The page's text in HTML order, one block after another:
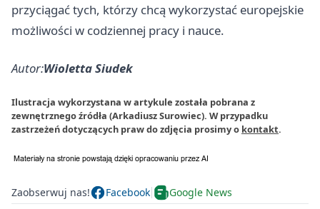
przyciągać tych, którzy chcą wykorzystać europejskie
możliwości w codziennej pracy i nauce.
Autor:Wioletta Siudek
Ilustracja wykorzystana w artykule została pobrana z
zewnętrznego źródła (Arkadiusz Surowiec). W przypadku
zastrzeżeń dotyczących praw do zdjęcia prosimy o kontakt.
Zaobserwuj nas! Facebook Google News